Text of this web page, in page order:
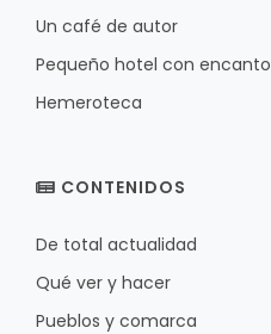
Un café de autor
Pequeño hotel con encanto
Hemeroteca
CONTENIDOS
De total actualidad
Qué ver y hacer
Pueblos y comarca